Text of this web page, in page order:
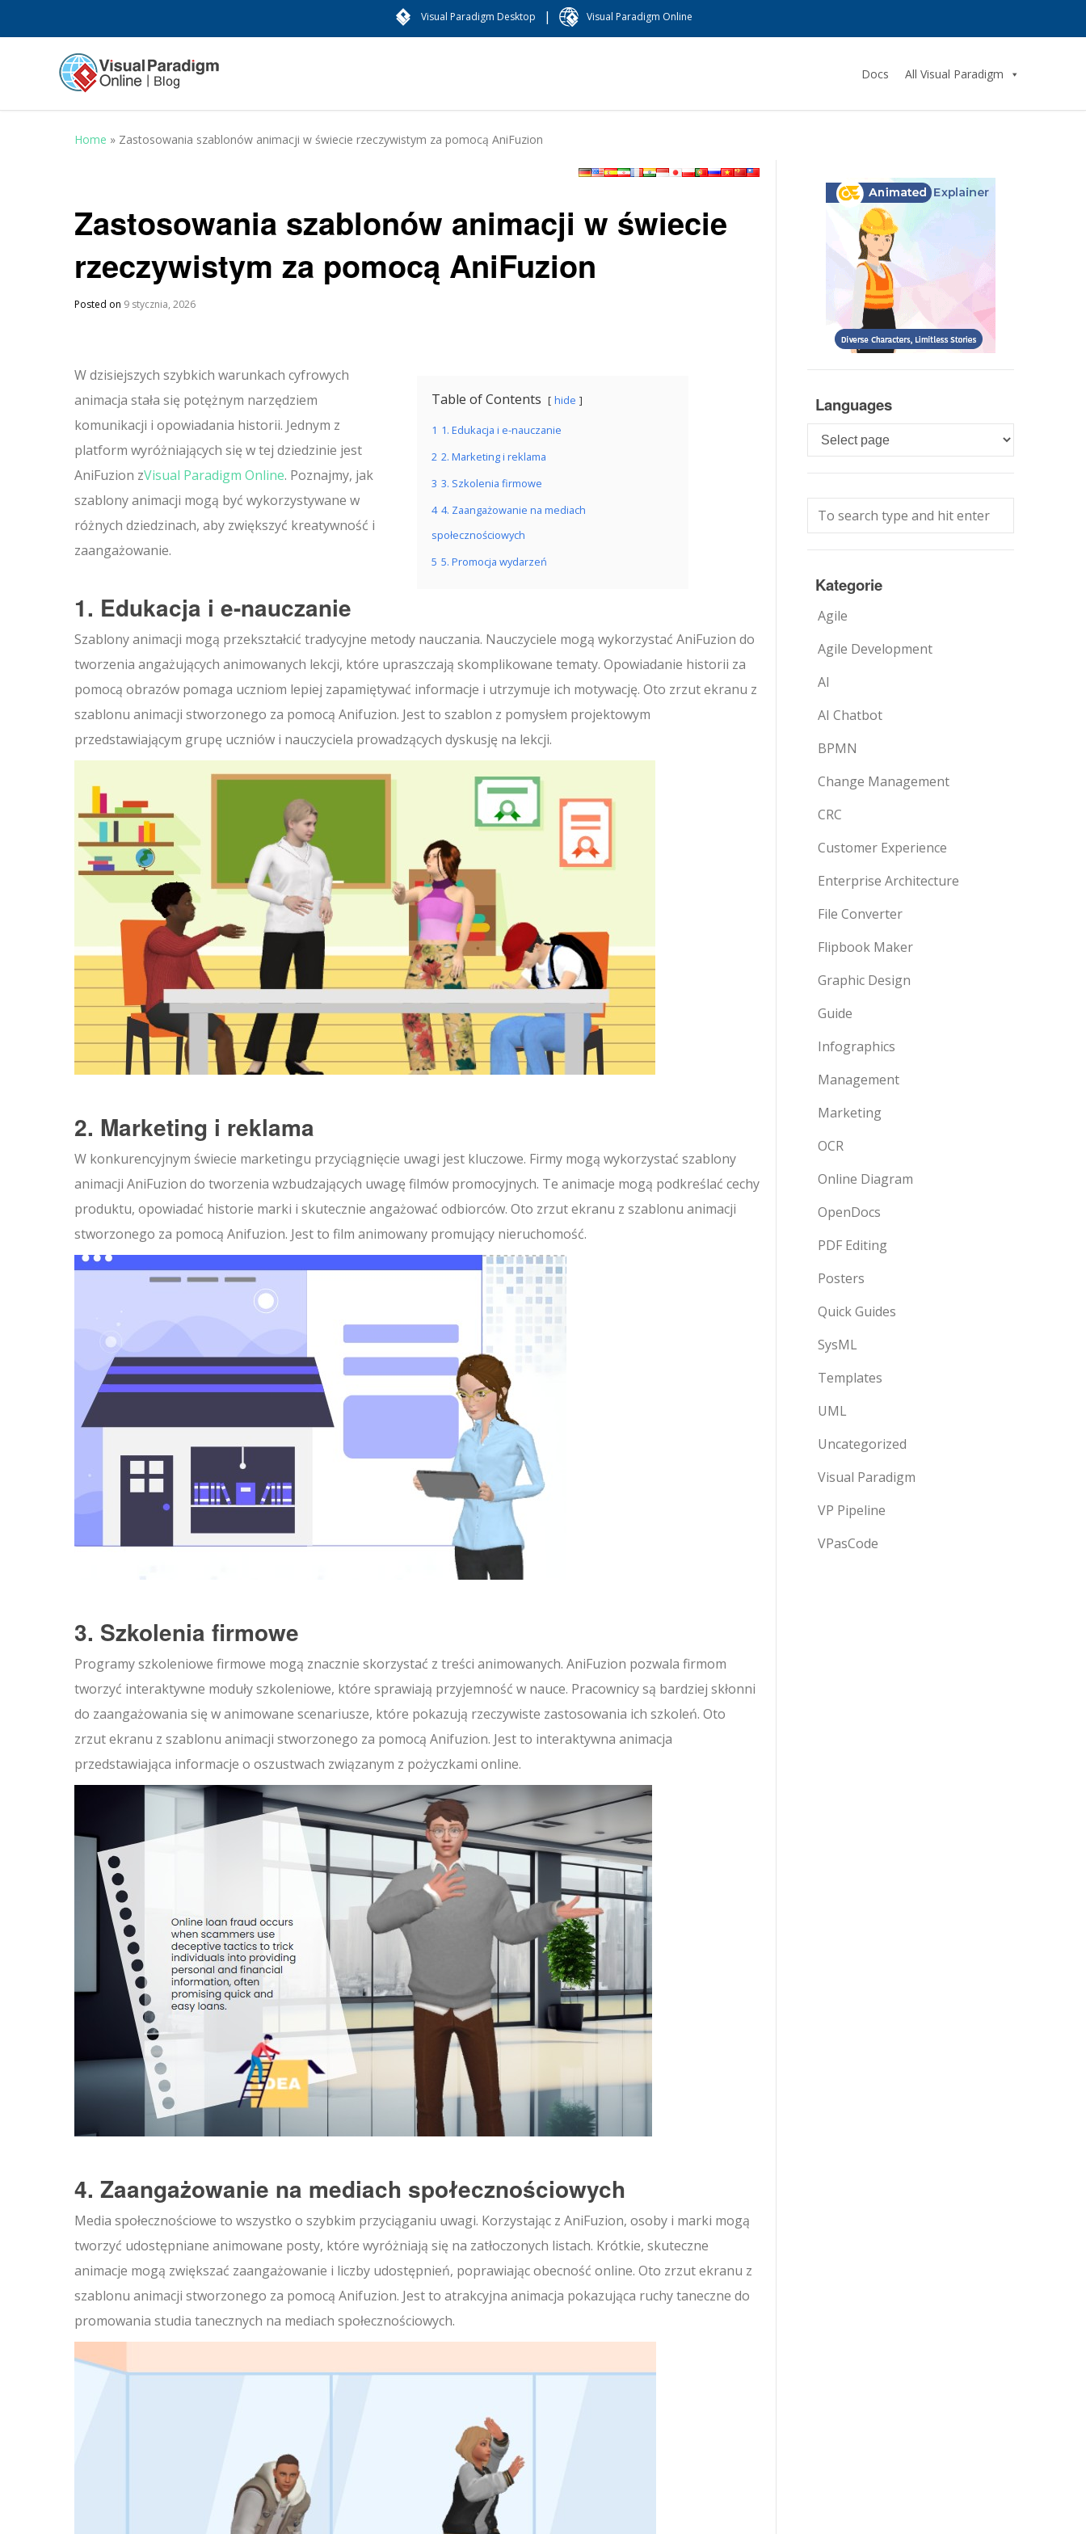
Visual Paradigm Desktop | Visual Paradigm Online
Docs All Visual Paradigm
Home » Zastosowania szablonów animacji w świecie rzeczywistym za pomocą AniFuzion
Zastosowania szablonów animacji w świecie
rzeczywistym za pomocą AniFuzion
Posted on 9 stycznia, 2026
Table of Contents hide
1 1. Edukacja i e-nauczanie
2 2. Marketing i reklama
3 3. Szkolenia firmowe
4 4. Zaangażowanie na mediach
społecznościowych
5 5. Promocja wydarzeń
W dzisiejszych szybkich warunkach cyfrowych
animacja stała się potężnym narzędziem
komunikacji i opowiadania historii. Jednym z
platform wyróżniających się w tej dziedzinie jest
AniFuzion zVisual Paradigm Online. Poznajmy, jak
szablony animacji mogą być wykorzystywane w
różnych dziedzinach, aby zwiększyć kreatywność i
zaangażowanie.
1. Edukacja i e-nauczanie
Szablony animacji mogą przekształcić tradycyjne metody nauczania. Nauczyciele mogą wykorzystać AniFuzion do
tworzenia angażujących animowanych lekcji, które upraszczają skomplikowane tematy. Opowiadanie historii za
pomocą obrazów pomaga uczniom lepiej zapamiętywać informacje i utrzymuje ich motywację. Oto zrzut ekranu z
szablonu animacji stworzonego za pomocą Anifuzion. Jest to szablon z pomysłem projektowym
przedstawiającym grupę uczniów i nauczyciela prowadzących dyskusję na lekcji.
2. Marketing i reklama
W konkurencyjnym świecie marketingu przyciągnięcie uwagi jest kluczowe. Firmy mogą wykorzystać szablony
animacji AniFuzion do tworzenia wzbudzających uwagę filmów promocyjnych. Te animacje mogą podkreślać cechy
produktu, opowiadać historie marki i skutecznie angażować odbiorców. Oto zrzut ekranu z szablonu animacji
stworzonego za pomocą Anifuzion. Jest to film animowany promujący nieruchomość.
3. Szkolenia firmowe
Programy szkoleniowe firmowe mogą znacznie skorzystać z treści animowanych. AniFuzion pozwala firmom
tworzyć interaktywne moduły szkoleniowe, które sprawiają przyjemność w nauce. Pracownicy są bardziej skłonni
do zaangażowania się w animowane scenariusze, które pokazują rzeczywiste zastosowania ich szkoleń. Oto
zrzut ekranu z szablonu animacji stworzonego za pomocą Anifuzion. Jest to interaktywna animacja
przedstawiająca informacje o oszustwach związanym z pożyczkami online.
4. Zaangażowanie na mediach społecznościowych
Media społecznościowe to wszystko o szybkim przyciąganiu uwagi. Korzystając z AniFuzion, osoby i marki mogą
tworzyć udostępniane animowane posty, które wyróżniają się na zatłoczonych listach. Krótkie, skuteczne
animacje mogą zwiększać zaangażowanie i liczby udostępnień, poprawiając obecność online. Oto zrzut ekranu z
szablonu animacji stworzonego za pomocą Anifuzion. Jest to atrakcyjna animacja pokazująca ruchy taneczne do
promowania studia tanecznych na mediach społecznościowych.
Languages
Languages
Kategorie
Agile
Agile Development
AI
AI Chatbot
BPMN
Change Management
CRC
Customer Experience
Enterprise Architecture
File Converter
Flipbook Maker
Graphic Design
Guide
Infographics
Management
Marketing
OCR
Online Diagram
OpenDocs
PDF Editing
Posters
Quick Guides
SysML
Templates
UML
Uncategorized
Visual Paradigm
VP Pipeline
VPasCode